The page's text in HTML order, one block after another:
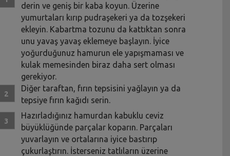
derin ve geniş bir kaba koyun. Üzerine
yumurtaları kırıp pudraşekeri ya da tozşekeri
ekleyin. Kabartma tozunu da kattıktan sonra
unu yavaş yavaş eklemeye başlayın. İyice
yoğurduğunuz hamurun ele yapışmaması ve
kulak memesinden biraz daha sert olması
gerekiyor.
Diğer taraftan, fırın tepsisini yağlayın ya da
tepsiye fırın kağıdı serin.
Hazırladığınız hamurdan kabuklu ceviz
büyüklüğünde parçalar koparın. Parçaları
yuvarlayın ve ortalarına iyice bastırıp
çukurlaştırın. İsterseniz tatlıların üzerine